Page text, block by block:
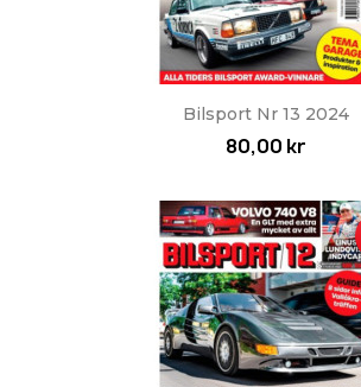
Bilsport Nr 13 2024
80,00 kr